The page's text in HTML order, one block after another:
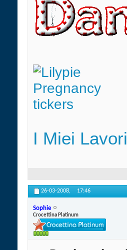
I Miei Lavori
26-03-2008, 17:46
Sophie
Crocettina Platinum